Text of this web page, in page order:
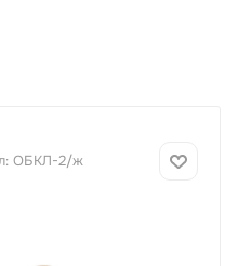
ОБКЛ-2/ж